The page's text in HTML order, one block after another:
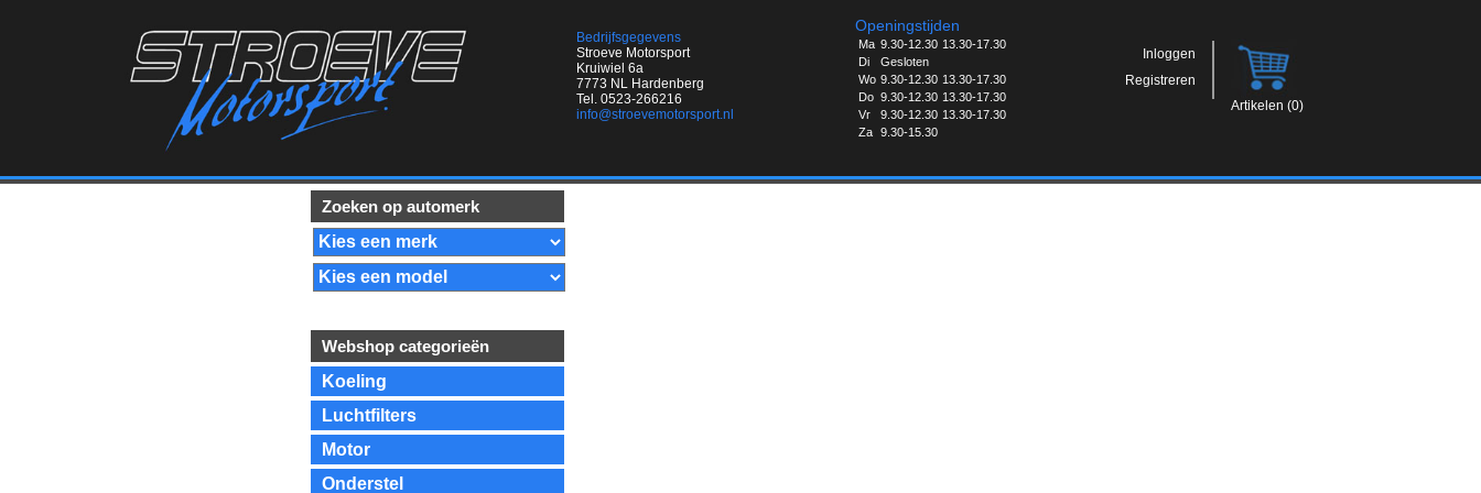
Bedrijfsgegevens
Stroeve Motorsport
Kruiwiel 6a
7773 NL Hardenberg
Tel. 0523-266216
info@stroevemotorsport.nl
Openingstijden
Ma 9.30-12.30 13.30-17.30
Di
Gesloten
Wo 9.30-12.30 13.30-17.30
Do 9.30-12.30 13.30-17.30
Vr
9.30-12.30 13.30-17.30
Za
9.30-15.30
Inloggen
Registreren
Artikelen (0)
Zoeken op automerk
Webshop categorieën
Koeling
Luchtfilters
Motor
Onderstel